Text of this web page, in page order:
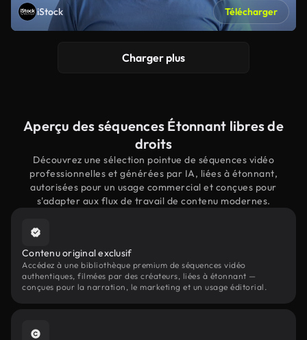
iStock Télécharger
Charger plus
Aperçu des séquences Étonnant libres de
droits
Découvrez une sélection pointue de séquences vidéo
professionnelles et générées par IA, liées à étonnant,
autorisées pour un usage commercial et conçues pour
s'adapter aux flux de travail de contenu modernes.
Contenu original exclusif
Accédez à une bibliothèque premium de séquences vidéo
authentiques, filmées par des créateurs, liées à étonnant —
conçues pour la narration, le marketing et un usage éditorial.